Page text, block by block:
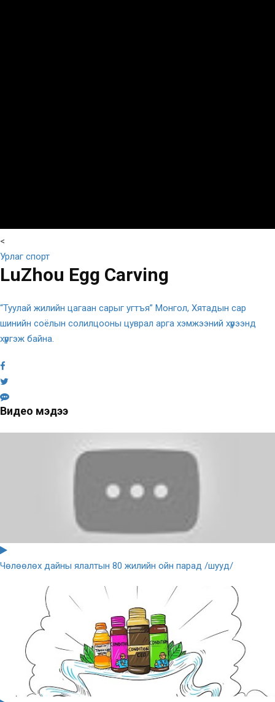
<
Урлаг спорт
LuZhou Egg Carving
“Туулай жилийн цагаан сарыг угтъя” Монгол, Хятадын сар
шинийн соёлын солилцооны цуврал арга хэмжээний хүрээнд
хүргэж байна.
Видео мэдээ
Чөлөөлөх дайны ялалтын 80 жилийн ойн парад /шууд/